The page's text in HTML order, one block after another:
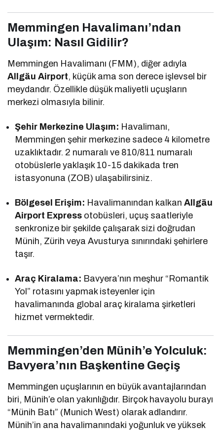
Memmingen Havalimanı’ndan
Ulaşım: Nasıl Gidilir?
Memmingen Havalimanı (FMM), diğer adıyla
Allgäu Airport, küçük ama son derece işlevsel bir
meydandır. Özellikle düşük maliyetli uçuşların
merkezi olmasıyla bilinir.
Şehir Merkezine Ulaşım: Havalimanı,
Memmingen şehir merkezine sadece 4 kilometre
uzaklıktadır. 2 numaralı ve 810/811 numaralı
otobüslerle yaklaşık 10-15 dakikada tren
istasyonuna (ZOB) ulaşabilirsiniz.
Bölgesel Erişim: Havalimanından kalkanAllgäu
Airport Express otobüsleri, uçuş saatleriyle
senkronize bir şekilde çalışarak sizi doğrudan
Münih, Zürih veya Avusturya sınırındaki şehirlere
taşır.
Araç Kiralama: Bavyera’nın meşhur “Romantik
Yol” rotasını yapmak isteyenler için
havalimanında global araç kiralama şirketleri
hizmet vermektedir.
Memmingen’den Münih’e Yolculuk:
Bavyera’nın Başkentine Geçiş
Memmingen uçuşlarının en büyük avantajlarından
biri, Münih’e olan yakınlığıdır. Birçok havayolu burayı
“Münih Batı” (Munich West) olarak adlandırır.
Münih’in ana havalimanındaki yoğunluk ve yüksek